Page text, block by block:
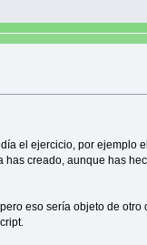
indicar un
electronico:\n\t
el ejercicio, por ejemplo el
creado, aunque has
eso sería objeto de otro